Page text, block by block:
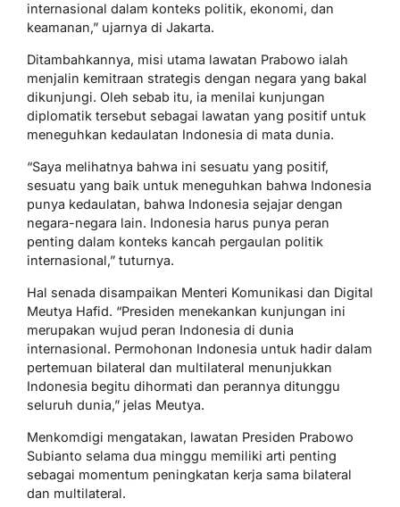
internasional dalam konteks politik, ekonomi, dan
keamanan,” ujarnya di Jakarta.
Ditambahkannya, misi utama lawatan Prabowo ialah
menjalin kemitraan strategis dengan negara yang bakal
dikunjungi. Oleh sebab itu, ia menilai kunjungan
diplomatik tersebut sebagai lawatan yang positif untuk
meneguhkan kedaulatan Indonesia di mata dunia.
“Saya melihatnya bahwa ini sesuatu yang positif,
sesuatu yang baik untuk meneguhkan bahwa Indonesia
punya kedaulatan, bahwa Indonesia sejajar dengan
negara-negara lain. Indonesia harus punya peran
penting dalam konteks kancah pergaulan politik
internasional,” tuturnya.
Hal senada disampaikan Menteri Komunikasi dan Digital
Meutya Hafid. “Presiden menekankan kunjungan ini
merupakan wujud peran Indonesia di dunia
internasional. Permohonan Indonesia untuk hadir dalam
pertemuan bilateral dan multilateral menunjukkan
Indonesia begitu dihormati dan perannya ditunggu
seluruh dunia,” jelas Meutya.
Menkomdigi mengatakan, lawatan Presiden Prabowo
Subianto selama dua minggu memiliki arti penting
sebagai momentum peningkatan kerja sama bilateral
dan multilateral.